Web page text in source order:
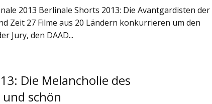
2013 Berlinale Shorts 2013: Die Avantgardisten der
Zeit 27 Filme aus 20 Ländern konkurrieren um den
Jury, den DAAD...
Die Melancholie des
schön